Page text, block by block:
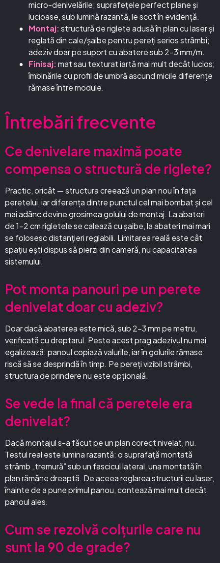
micro-denivelările; suprafețele perfect plane și
lucioase, sub lumină razantă, le scot în evidență.
Montaj:structură de riglete adusă în plan cu laser și
reglată din cale/șaibe pentru pereți serios strâmbi;
adeziv doar pe suport cu abatere sub 2–3 mm/m.
Finisaj:mat sau texturat iartă mai mult decât lucios;
îmbinările cu profil de umbră ascund micile diferențe
rămase între module.
Întrebări frecvente
Ce denivelare maximă poate
compensa o structură de riglete?
Practic, oricât — structura creează un plan nou în fața
peretelui, iar diferența dintre punctul cel mai bombat și cel
mai adânc devine grosimea golului de montaj. La abateri
de 1–2 cm rigletele se calează cu șaibe, la abateri mai mari
se folosesc distanțieri reglabili. Limitarea reală este cât
spațiu ești dispus să pierzi din cameră, nu capacitatea
sistemului.
Pot monta panouri pe un perete
denivelat doar cu adeziv?
Doar dacă abaterea este mică, sub 2–3 mm pe metru,
verificată cu dreptarul. Peste acest prag adezivul nu mai
egalizează: panoul copiază valurile, iar în golurile rămase
riscă să se desprindă în timp. Pe pereți vizibil strâmbi,
structura de prindere nu este opțională.
Se vede la final că peretele era
denivelat?
Dacă montajul s-a făcut pe un plan corect nivelat, nu.
Testul real este lumina razantă: o suprafață montată
strâmb „tremură” sub un fascicul lateral, una montată în
plan rămâne dreaptă. De aceea reglarea structurii cu laser,
înainte de a pune primul panou, contează mai mult decât
panoul ales.
Cum se rezolvă colțurile care nu
sunt la 90 de grade?